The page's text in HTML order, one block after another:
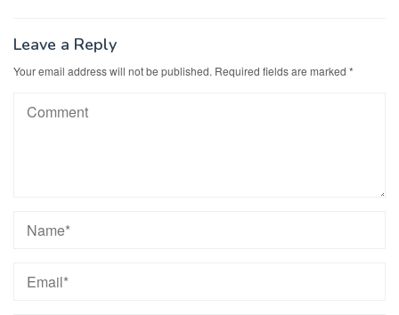
Leave a Reply
Your email address will not be published. Required fields are marked *